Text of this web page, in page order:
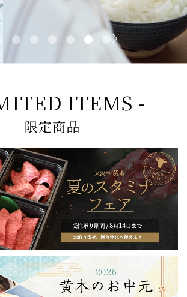
ITEMS -
限定商品